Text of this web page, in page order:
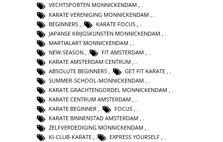
VECHTSPORTEN MONNICKENDAM ,
KARATE VERENIGING MONNICKENDAM
BEGINNERS
KARATE FOCUS
JAPANSE KRIJGSKUNSTEN MONNICKENDAM
MARTIALART MONNICKENDAM
NEW-SEASON
FIT AMSTERDAM
KARATE AMSTERDAM CENTRUM
ABSOLUTE BEGINNERS
GET FIT KARATE
SUMMER-SCHOOL-MONNICKENDAM
KARATE GRACHTENGORDEL MONNICKENDAM ,
KARATE CENTRUM AMSTERDAM ,
KARATE BEGINNER , FOCUS ,
KARATE BINNENSTAD AMSTERDAM ,
ZELFVERDEDIGING MONNICKENDAM ,
KI-CLUB-KARATE , EXPRESS YOURSELF ,